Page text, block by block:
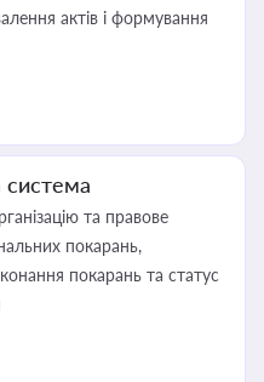
актів і формування
система
та правове
покарань,
покарань та статус